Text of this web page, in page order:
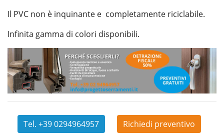
Il PVC non è inquinante e completamente riciclabile.
Infinita gamma di colori disponibili.
Tel. +39 0294964957 Richiedi preventivo